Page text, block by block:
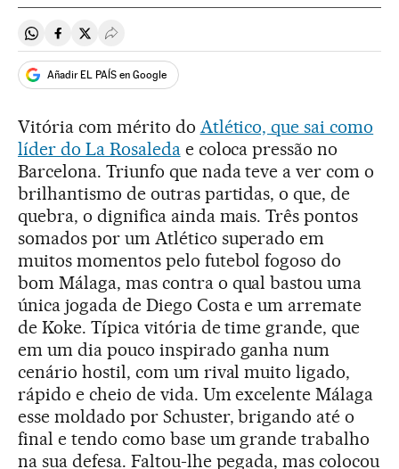
Compartir en Whatsapp
Compartir en Facebook
Compartir en Twitter
Desplegar Redes Sociales
Añadir EL PAÍS en Google
Vitória com mérito do Atlético, que sai como
líder do La Rosaledae coloca pressão no
Barcelona. Triunfo que nada teve a ver com o
brilhantismo de outras partidas, o que, de
quebra, o dignifica ainda mais. Três pontos
somados por um Atlético superado em
muitos momentos pelo futebol fogoso do
bom Málaga, mas contra o qual bastou uma
única jogada de Diego Costa e um arremate
de Koke. Típica vitória de time grande, que
em um dia pouco inspirado ganha num
cenário hostil, com um rival muito ligado,
rápido e cheio de vida. Um excelente Málaga
esse moldado por Schuster, brigando até o
final e tendo como base um grande trabalho
na sua defesa. Faltou-lhe pegada, mas colocou